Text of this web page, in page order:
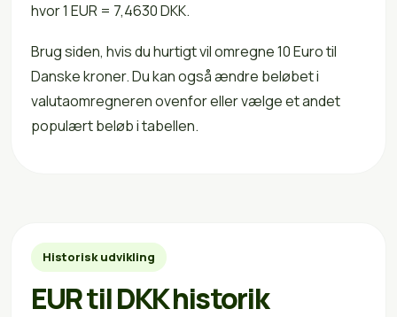
hvor 1 EUR = 7,4630 DKK.
Brug siden, hvis du hurtigt vil omregne 10 Euro til
Danske kroner. Du kan også ændre beløbet i
valutaomregneren ovenfor eller vælge et andet
populært beløb i tabellen.
Historisk udvikling
EUR til DKK historik